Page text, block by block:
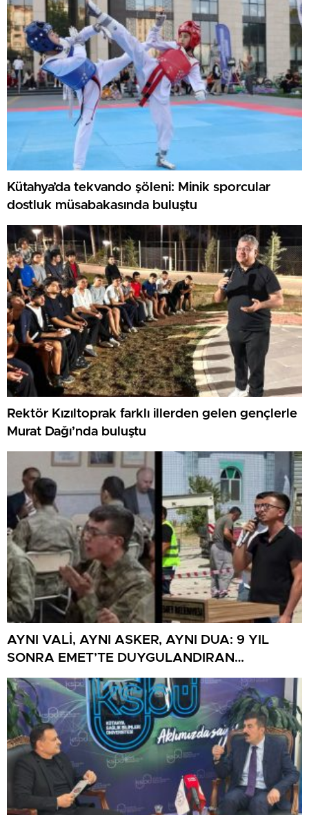
Kütahya’da tekvando şöleni: Minik sporcular
dostluk müsabakasında buluştu
Rektör Kızıltoprak farklı illerden gelen gençlerle
Murat Dağı’nda buluştu
AYNI VALİ, AYNI ASKER, AYNI DUA: 9 YIL
SONRA EMET’TE DUYGULANDIRAN
BULUŞMA